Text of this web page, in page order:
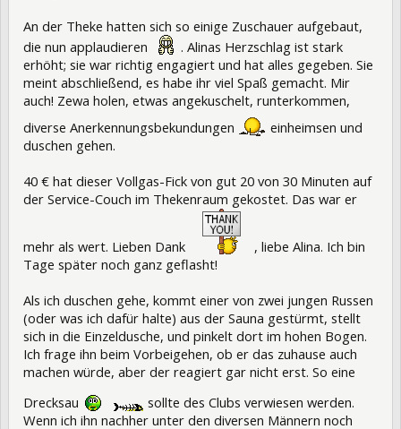
An der Theke hatten sich so einige Zuschauer aufgebaut,
die nun applaudieren
. Alinas Herzschlag ist stark
erhöht; sie war richtig engagiert und hat alles gegeben. Sie
meint abschließend, es habe ihr viel Spaß gemacht. Mir
auch! Zewa holen, etwas angekuschelt, runterkommen,
diverse Anerkennungsbekundungen
einheimsen und
duschen gehen.
40 € hat dieser Vollgas-Fick von gut 20 von 30 Minuten auf
der Service-Couch im Thekenraum gekostet. Das war er
mehr als wert. Lieben Dank
, liebe Alina. Ich bin
Tage später noch ganz geflasht!
Als ich duschen gehe, kommt einer von zwei jungen Russen
(oder was ich dafür halte) aus der Sauna gestürmt, stellt
sich in die Einzeldusche, und pinkelt dort im hohen Bogen.
Ich frage ihn beim Vorbeigehen, ob er das zuhause auch
machen würde, aber der reagiert gar nicht erst. So eine
Drecksau
sollte des Clubs verwiesen werden.
Wenn ich ihn nachher unter den diversen Männern noch